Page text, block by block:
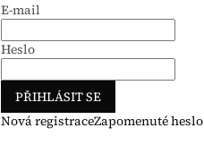
E-mail
Heslo
PŘIHLÁSIT SE
Nová registraceZapomenuté heslo